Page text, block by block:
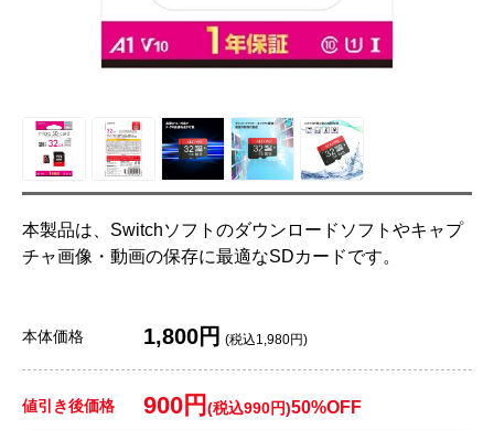
本製品は、Switchソフトのダウンロードソフトやキャプ
チャ画像・動画の保存に最適なSDカードです。
本体価格 1,800円 (税込1,980円)
値引き後価格 900円 (税込990円)50%OFF